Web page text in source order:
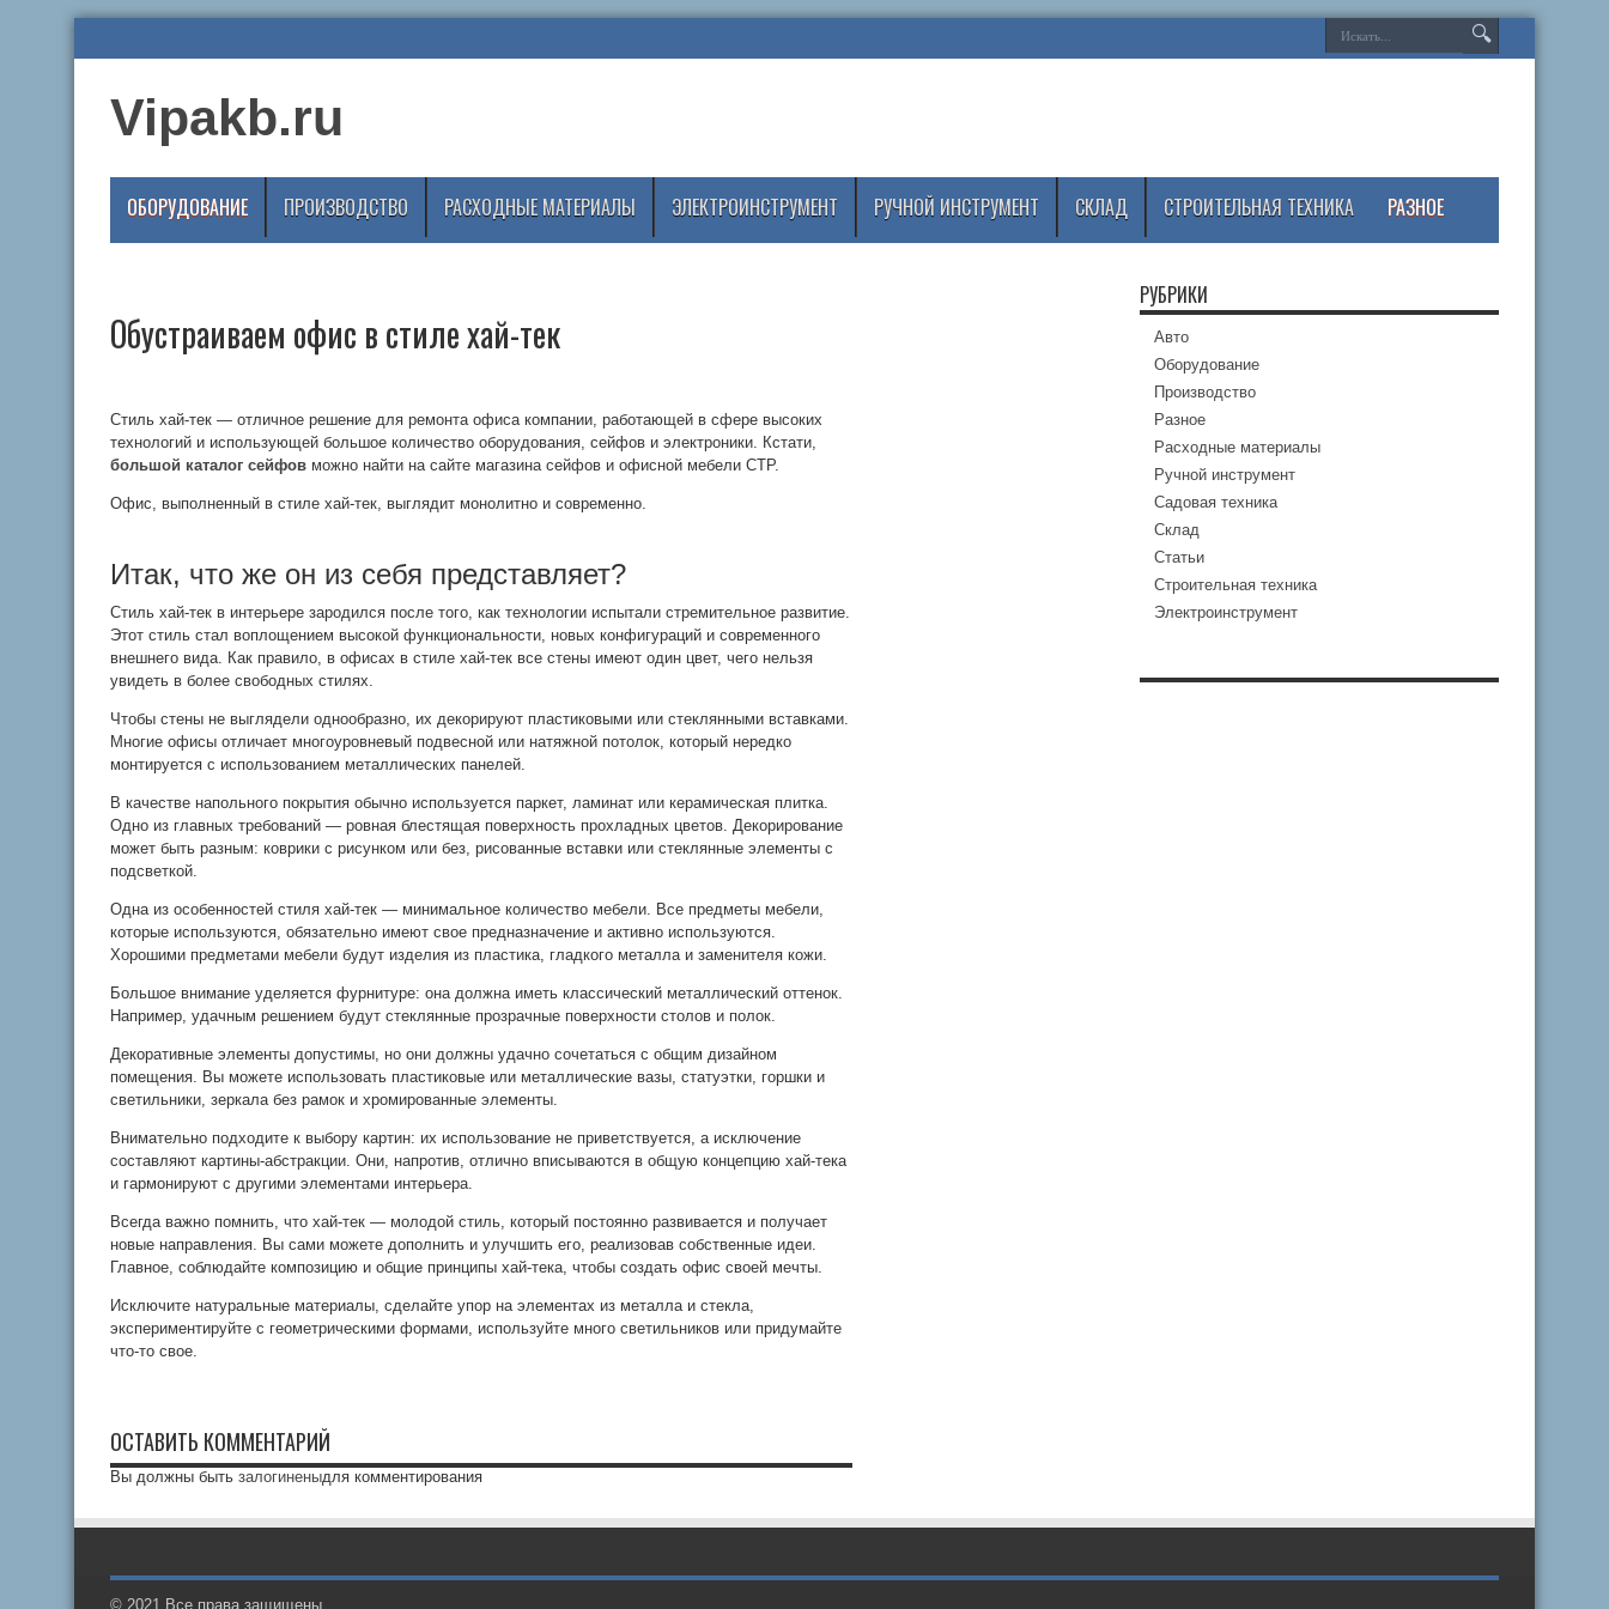
Vipakb.ru
ОБОРУДОВАНИЕ ПРОИЗВОДСТВО РАСХОДНЫЕ МАТЕРИАЛЫ ЭЛЕКТРОИНСТРУМЕНТ РУЧНОЙ ИНСТРУМЕНТ СКЛАД СТРОИТЕЛЬНАЯ ТЕХНИКА РАЗНОЕ
Обустраиваем офис в стиле хай-тек
Стиль хай-тек — отличное решение для ремонта офиса компании, работающей в сфере высоких
технологий и использующей большое количество оборудования, сейфов и электроники. Кстати,
большой каталог сейфов можно найти на сайте магазина сейфов и офисной мебели СТР.
Офис, выполненный в стиле хай-тек, выглядит монолитно и современно.
Итак, что же он из себя представляет?
Стиль хай-тек в интерьере зародился после того, как технологии испытали стремительное развитие.
Этот стиль стал воплощением высокой функциональности, новых конфигураций и современного
внешнего вида. Как правило, в офисах в стиле хай-тек все стены имеют один цвет, чего нельзя
увидеть в более свободных стилях.
Чтобы стены не выглядели однообразно, их декорируют пластиковыми или стеклянными вставками.
Многие офисы отличает многоуровневый подвесной или натяжной потолок, который нередко
монтируется с использованием металлических панелей.
В качестве напольного покрытия обычно используется паркет, ламинат или керамическая плитка.
Одно из главных требований — ровная блестящая поверхность прохладных цветов. Декорирование
может быть разным: коврики с рисунком или без, рисованные вставки или стеклянные элементы с
подсветкой.
Одна из особенностей стиля хай-тек — минимальное количество мебели. Все предметы мебели,
которые используются, обязательно имеют свое предназначение и активно используются.
Хорошими предметами мебели будут изделия из пластика, гладкого металла и заменителя кожи.
Большое внимание уделяется фурнитуре: она должна иметь классический металлический оттенок.
Например, удачным решением будут стеклянные прозрачные поверхности столов и полок.
Декоративные элементы допустимы, но они должны удачно сочетаться с общим дизайном
помещения. Вы можете использовать пластиковые или металлические вазы, статуэтки, горшки и
светильники, зеркала без рамок и хромированные элементы.
Внимательно подходите к выбору картин: их использование не приветствуется, а исключение
составляют картины-абстракции. Они, напротив, отлично вписываются в общую концепцию хай-тека
и гармонируют с другими элементами интерьера.
Всегда важно помнить, что хай-тек — молодой стиль, который постоянно развивается и получает
новые направления. Вы сами можете дополнить и улучшить его, реализовав собственные идеи.
Главное, соблюдайте композицию и общие принципы хай-тека, чтобы создать офис своей мечты.
Исключите натуральные материалы, сделайте упор на элементах из металла и стекла,
экспериментируйте с геометрическими формами, используйте много светильников или придумайте
что-то свое.
ОСТАВИТЬ КОММЕНТАРИЙ
Вы должны быть залогиненыдля комментирования
РУБРИКИ
Авто
Оборудование
Производство
Разное
Расходные материалы
Ручной инструмент
Садовая техника
Склад
Статьи
Строительная техника
Электроинструмент
© 2021 Все права защищены.